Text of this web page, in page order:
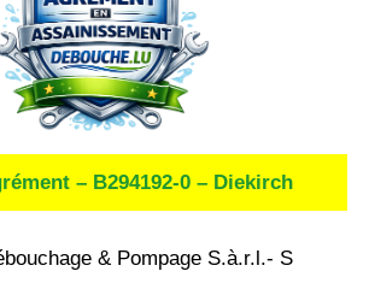
– B294192-0 – Diekirch
& Pompage S.à.r.l.- S